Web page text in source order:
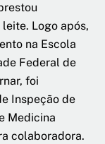
Logo após,
na Escola
Federal de
foi
Inspeção de
Medicina
colaboradora.